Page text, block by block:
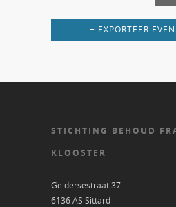
+ EXPORTEER
STICHTING BEHOUD
KLOOSTER
Geldersestraat 37
6136 AS Sittard